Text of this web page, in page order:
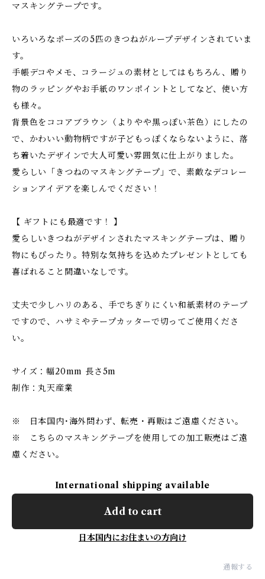
マスキングテープです。
いろいろなポーズの5匹のきつねがループデザインされていま
す。
手帳デコやメモ、コラージュの素材としてはもちろん、贈り
物のラッピングやお手紙のワンポイントとしてなど、使い方
も様々。
背景色をココアブラウン（よりやや黒っぽい茶色）にしたの
で、かわいい動物柄ですが子どもっぽくならないように、落
ち着いたデザインで大人可愛い雰囲気に仕上がりました。
愛らしい「きつねのマスキングテープ」で、素敵なデコレー
ションアイデアを楽しんでください！
【 ギフトにも最適です！ 】
愛らしいきつねがデザインされたマスキングテープは、贈り
物にもぴったり。特別な気持ちを込めたプレゼントとしても
喜ばれること間違いなしです。
丈夫で少しハリのある、手でちぎりにくい和紙素材のテープ
ですので、ハサミやテープカッターで切ってご使用くださ
い。
サイズ：幅20mm 長さ5m
制作：丸天産業
※ 日本国内･海外問わず、転売・再販はご遠慮ください。
※ こちらのマスキングテープを使用しての加工販売はご遠
慮ください。
International shipping available
Add to cart
日本国内にお住まいの方向け
通報する